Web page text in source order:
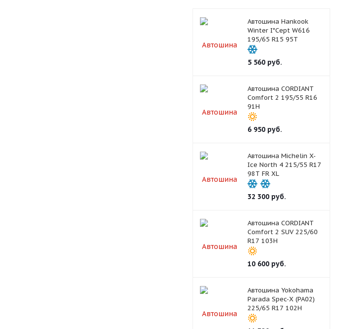
Автошина Hankook
Winter I*Cept W616
195/65 R15 95T
5 560руб.
Автошина CORDIANT
Comfort 2 195/55 R16
91H
6 950руб.
Автошина Michelin X-
Ice North 4 215/55 R17
98T FR XL
32 300руб.
Автошина CORDIANT
Comfort 2 SUV 225/60
R17 103H
10 600руб.
Автошина Yokohama
Parada Spec-X (PA02)
225/65 R17 102H